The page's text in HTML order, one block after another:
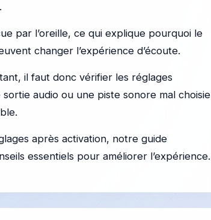
par l’oreille, ce qui explique pourquoi le
changer l’expérience d’écoute.
il faut donc vérifier les réglages
audio ou une piste sonore mal choisie
après activation, notre guide
essentiels pour améliorer l’expérience.